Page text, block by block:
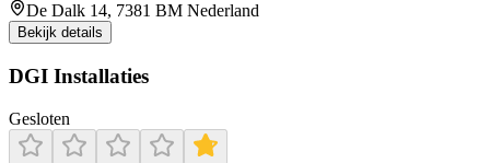
De Dalk 14, 7381 BM Nederland
Bekijk details
DGI Installaties
Gesloten